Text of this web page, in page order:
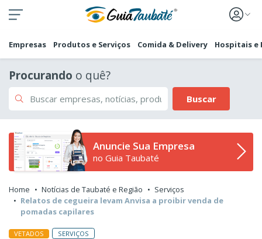
Empresas Produtos e Serviços Comida & Delivery Hospitais e
Procurando o quê?
Buscar
Anuncie Sua Empresa
no Guia Taubaté
Home Notícias de Taubaté e Região
Serviços
Relatos de cegueira levam Anvisa a proibir venda de
pomadas capilares
VETADOS SERVIÇOS